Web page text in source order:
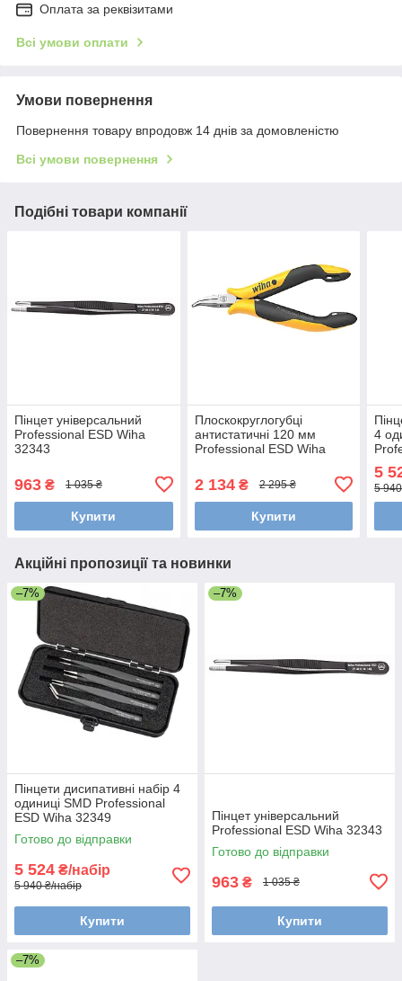
Оплата за реквізитами
Всі умови оплати
Умови повернення
Повернення товару впродовж 14 днів за домовленістю
Всі умови повернення
Подібні товари компанії
Пінцет універсальний
Professional ESD Wiha
32343
963 ₴ 1 035 ₴
Купити
Плоскокруглогубці
антистатичні 120 мм
Professional ESD Wiha
2 134₴ 2 295 ₴
Купити
4
5
5
Акційні пропозиції та новинки
–7%
Пінцети дисипативні набір 4
одиниці SMD Professional
ESD Wiha 32349
Готово до відправки
5 524 ₴/набір
5 940 ₴/набір
Купити
–7%
Пінцет універсальний
Professional ESD Wiha 32343
Готово до відправки
963 ₴ 1 035 ₴
Купити
–7%